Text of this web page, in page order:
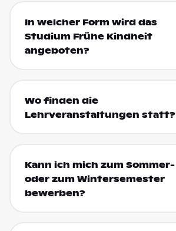
In welcher Form wird das
Studium Frühe Kindheit
angeboten?
Wo finden die
Lehrveranstaltungen statt?
Kann ich mich zum Sommer-
oder zum Wintersemester
bewerben?